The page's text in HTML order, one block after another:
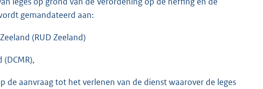
gemandateerd aan:
(RUD Zeeland)
aanvraag tot het verlenen van de dienst waarover de leges